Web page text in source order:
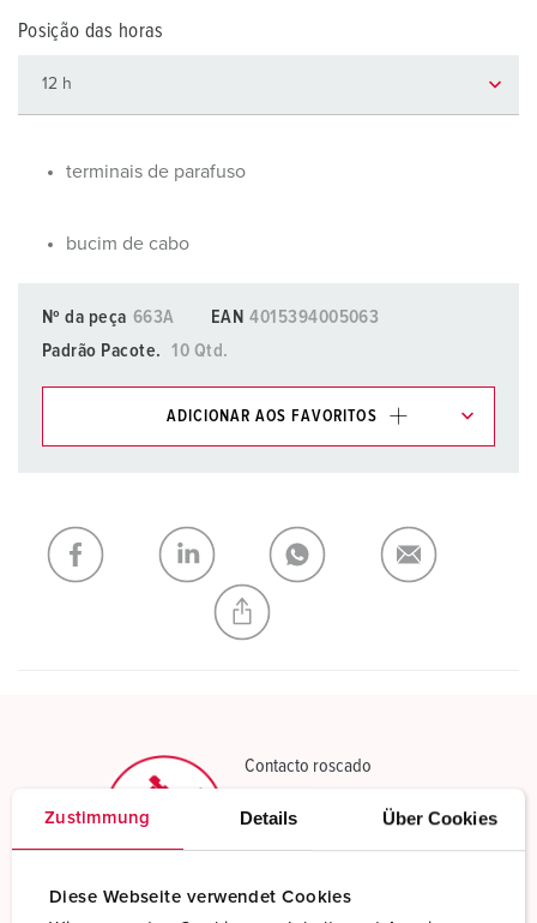
Zustimmung Details Über Cookies
Diese Webseite verwendet Cookies
Posição das horas
terminais de parafuso
bucim de cabo
Nº da peça 663A EAN 4015394005063
Padrão Pacote.
10 Qtd.
ADICIONAR AOS FAVORITOS
Minha lista (0) ADICIONAR
CRIAR UMA NOVA LISTA
Contacto roscado
ler mais